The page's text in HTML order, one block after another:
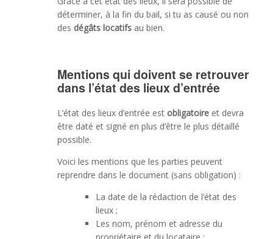
déterminer, à la fin du bail, si tu as causé ou non
des dégâts locatifsau bien.
Mentions qui doivent se retrouver
dans l’état des lieux d’entrée
L’état des lieux d’entrée est obligatoireet devra
être daté et signé en plus d’être le plus détaillé
possible.
Voici les mentions que les parties peuvent
reprendre dans le document (sans obligation) :
La date de la rédaction de l’état des
lieux ;
Les nom, prénom et adresse du